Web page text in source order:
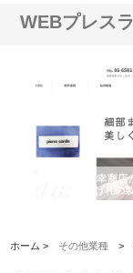
WEBプレス
有限会社松幸商
ネームと下げ札の
ホーム > その他業種 >